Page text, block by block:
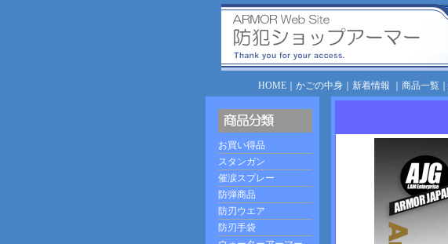
HOME｜ かごの中身｜ 新着情報 商品一覧｜